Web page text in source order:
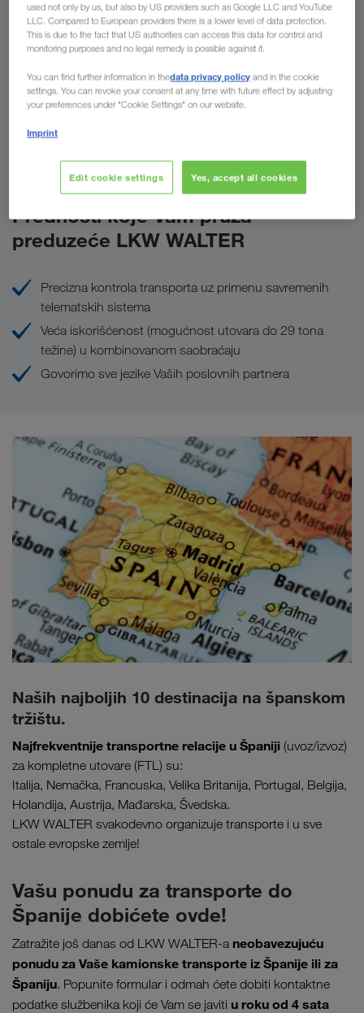
Za
Država
Pošaljite nam sada Vaš upit
Prednosti koje Vam pruža
preduzeće LKW WALTER
Precizna kontrola transporta uz primenu savremenih
telematskih sistema
Veća iskorišćenost (mogućnost utovara do 29 tona
težine) u kombinovanom saobraćaju
Govorimo sve jezike Vaših poslovnih partnera
Naših najboljih 10 destinacija na španskom
tržištu.
Najfrekventnije transportne relacije u Španiji (uvoz/izvoz)
za kompletne utovare (FTL) su:
Italija, Nemačka, Francuska, Velika Britanija, Portugal, Belgija,
Holandija, Austrija, Mađarska, Švedska.
LKW WALTER svakodevno organizuje transporte i u sve
ostale evropske zemlje!
Vašu ponudu za transporte do
Španije dobićete ovde!
Zatražite još danas od LKW WALTER-a neobavezujuću
ponudu za Vaše kamionske transporte iz Španije ili za
Španiju. Popunite formular i odmah ćete dobiti kontaktne
podatke službenika koji će Vam se javiti u roku od 4 sata
used not only by us, but also by US providers such as Google LLC and YouTube
LLC. Compared to European providers there is a lower level of data protection.
This is due to the fact that US authorities can access this data for control and
monitoring purposes and no legal remedy is possible against it.
You can find further information in thedata privacy policy and in the cookie
settings. You can revoke your consent at any time with future effect by adjusting
your preferences under "Cookie Settings" on our website.
Imprint
Edit cookie settings Yes, accept all cookies